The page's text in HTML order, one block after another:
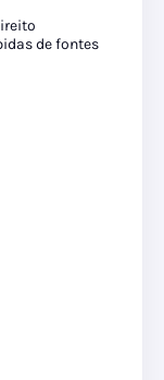
de fontes